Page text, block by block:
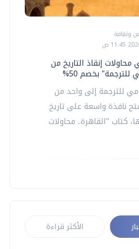
وثقافة
محاولات إنقاذ التاريخ من
بخصم 50%
للترجمة إلى واحد من
نافذة واسعة على تاريخ
كتاب "القاهرة.. محاولات
الأكثر قراءة